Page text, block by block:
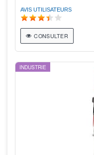
AVIS UTILISATEURS
CONSULTER
INDUSTRIE